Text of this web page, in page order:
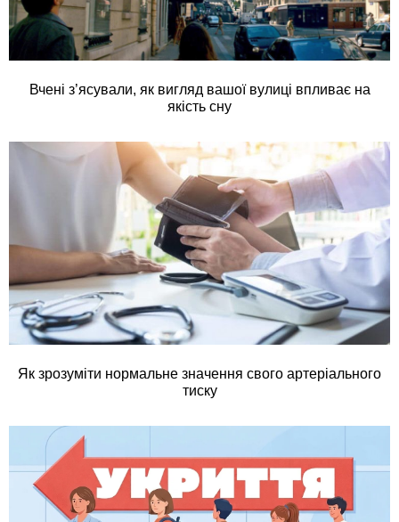
Вчені з’ясували, як вигляд вашої вулиці впливає на
якість сну
Як зрозуміти нормальне значення свого артеріального
тиску